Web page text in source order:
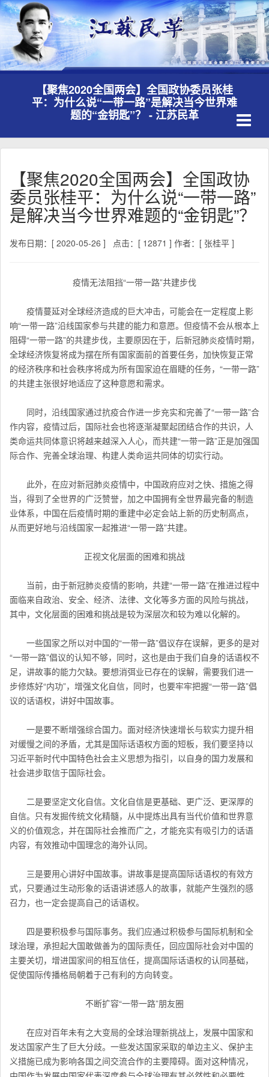
【聚焦2020全国两会】全国政协委员张桂
平：为什么说“一带一路”是解决当今世界难
题的“金钥匙”？ - 江苏民革
Toggle
【聚焦2020全国两会】全国政协
委员张桂平：为什么说“一带一路”
是解决当今世界难题的“金钥匙”？
发布日期：[ 2020-05-26 ] 点击：[ 12871 ] 作者：[ 张桂平 ]
疫情无法阻挡“一带一路”共建步伐
疫情蔓延对全球经济造成的巨大冲击，可能会在一定程度上影
响“一带一路”沿线国家参与共建的能力和意愿。但疫情不会从根本上
阻碍“一带一路”的共建步伐，主要原因在于，后新冠肺炎疫情时期，
全球经济恢复将成为摆在所有国家面前的首要任务，加快恢复正常
的经济秩序和社会秩序将成为所有国家迫在眉睫的任务，“一带一路”
的共建主张很好地适应了这种意愿和需求。
同时，沿线国家通过抗疫合作进一步充实和完善了“一带一路”合
作内容，疫情过后，国际社会也将逐渐凝聚起团结合作的共识，人
类命运共同体意识将越来越深入人心，而共建“一带一路”正是加强国
际合作、完善全球治理、构建人类命运共同体的切实行动。
此外，在应对新冠肺炎疫情中，中国政府应对之快、措施之得
当，得到了全世界的广泛赞誉，加之中国拥有全世界最完备的制造
业体系，中国在后疫情时期的重建中必定会站上新的历史制高点，
从而更好地与沿线国家一起推进“一带一路”共建。
正视文化层面的困难和挑战
当前，由于新冠肺炎疫情的影响，共建“一带一路”在推进过程中
面临来自政治、安全、经济、法律、文化等多方面的风险与挑战，
其中，文化层面的困难和挑战是较为深层次和较为难以化解的。
一些国家之所以对中国的“一带一路”倡议存在误解，更多的是对
“一带一路”倡议的认知不够，同时，这也是由于我们自身的话语权不
足，讲故事的能力欠缺。要想消弭业已存在的误解，需要我们进一
步修炼好“内功”，增强文化自信，同时，也要牢牢把握“一带一路”倡
议的话语权，讲好中国故事。
一是要不断增强综合国力。面对经济快速增长与软实力提升相
对缓慢之间的矛盾，尤其是国际话语权方面的短板，我们要坚持以
习近平新时代中国特色社会主义思想为指引，以自身的国力发展和
社会进步取信于国际社会。
二是要坚定文化自信。文化自信是更基础、更广泛、更深厚的
自信。只有发掘传统文化精髓，从中提炼出具有当代价值和世界意
义的价值观念，并在国际社会推而广之，才能充实有吸引力的话语
内容，有效推动中国理念的海外认同。
三是要用心讲好中国故事。讲故事是提高国际话语权的有效方
式，只要通过生动形象的话语讲述感人的故事，就能产生强烈的感
召力，也一定会提高自己的话语权。
四是要积极参与国际事务。我们应通过积极参与国际机制和全
球治理，承担起大国敢做善为的国际责任，回应国际社会对中国的
主要关切，增进国家间的相互信任，提高国际话语权的认同基础，
促使国际传播格局朝着于己有利的方向转变。
不断扩容“一带一路”朋友圈
在应对百年未有之大变局的全球治理新挑战上，发展中国家和
发达国家产生了巨大分歧。一些发达国家采取的单边主义、保护主
义措施已成为影响各国之间交流合作的主要障碍。面对这种情况，